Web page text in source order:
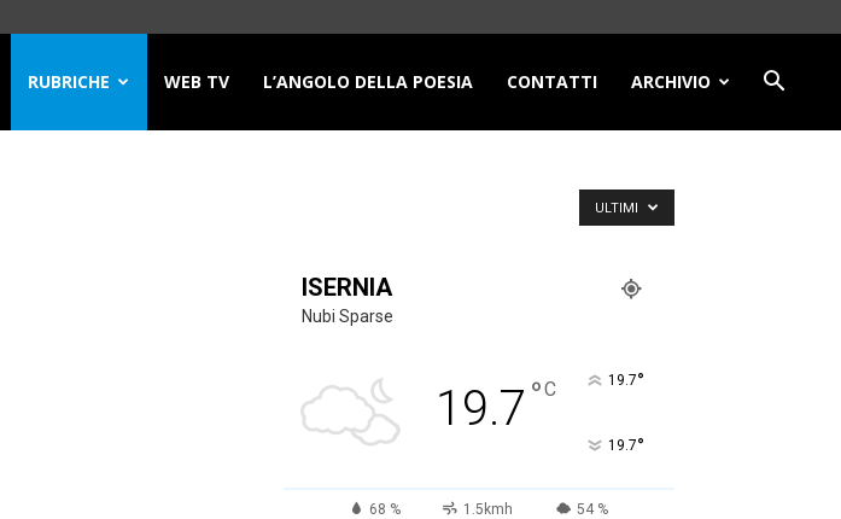
RUBRICHE WEB TV L’ANGOLO DELLA POESIA CONTATTI ARCHIVIO
ULTIMI
ISERNIA
Nubi Sparse
19.7 °C 19.7°
19.7°
68 % 1.5kmh 54 %